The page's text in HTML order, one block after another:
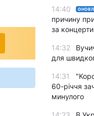
14:40
причину
за
14:32
для
14:31
60-річчя
минулого